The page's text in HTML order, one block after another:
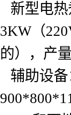
新型电
3KW（
的），产量
辅助设备